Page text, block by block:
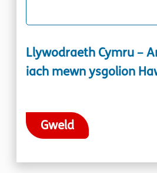
Llywodraeth Cymru –
iach mewn ysgolion
Gweld